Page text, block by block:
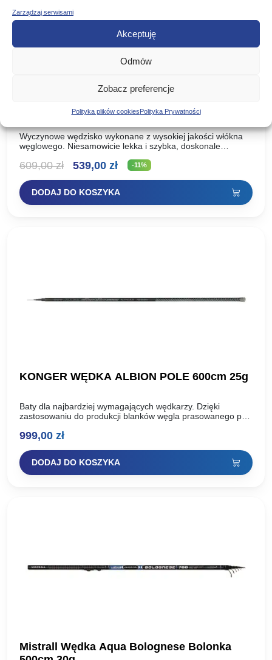
Zarządzaj serwisami
Akceptuję
Odmów
Zobacz preferencje
Polityka plików cookiesPolityka Prywatności
Mistrall Wędka Aqua Pole Bat 700cm 30g
Wyczynowe wędzisko wykonane z wysokiej jakości włókna
węglowego. Niesamowicie lekka i szybka, doskonale
wygodnym podczas łowienia bez…
609,00zł
Pierwotna
cena
wynosiła:
539,00 złAktualna
cena
wynosi:
-11%
DODAJ DO KOSZYKA
KONGER WĘDKA ALBION POLE 600cm 25g
Baty dla najbardziej wymagających wędkarzy. Dzięki
zastosowaniu do produkcji blanków węgla prasowanego pod
wybitnie szczytową akcję oraz nieporównywalną…
999,00 zł
DODAJ DO KOSZYKA
Mistrall Wędka Aqua Bolognese Bolonka